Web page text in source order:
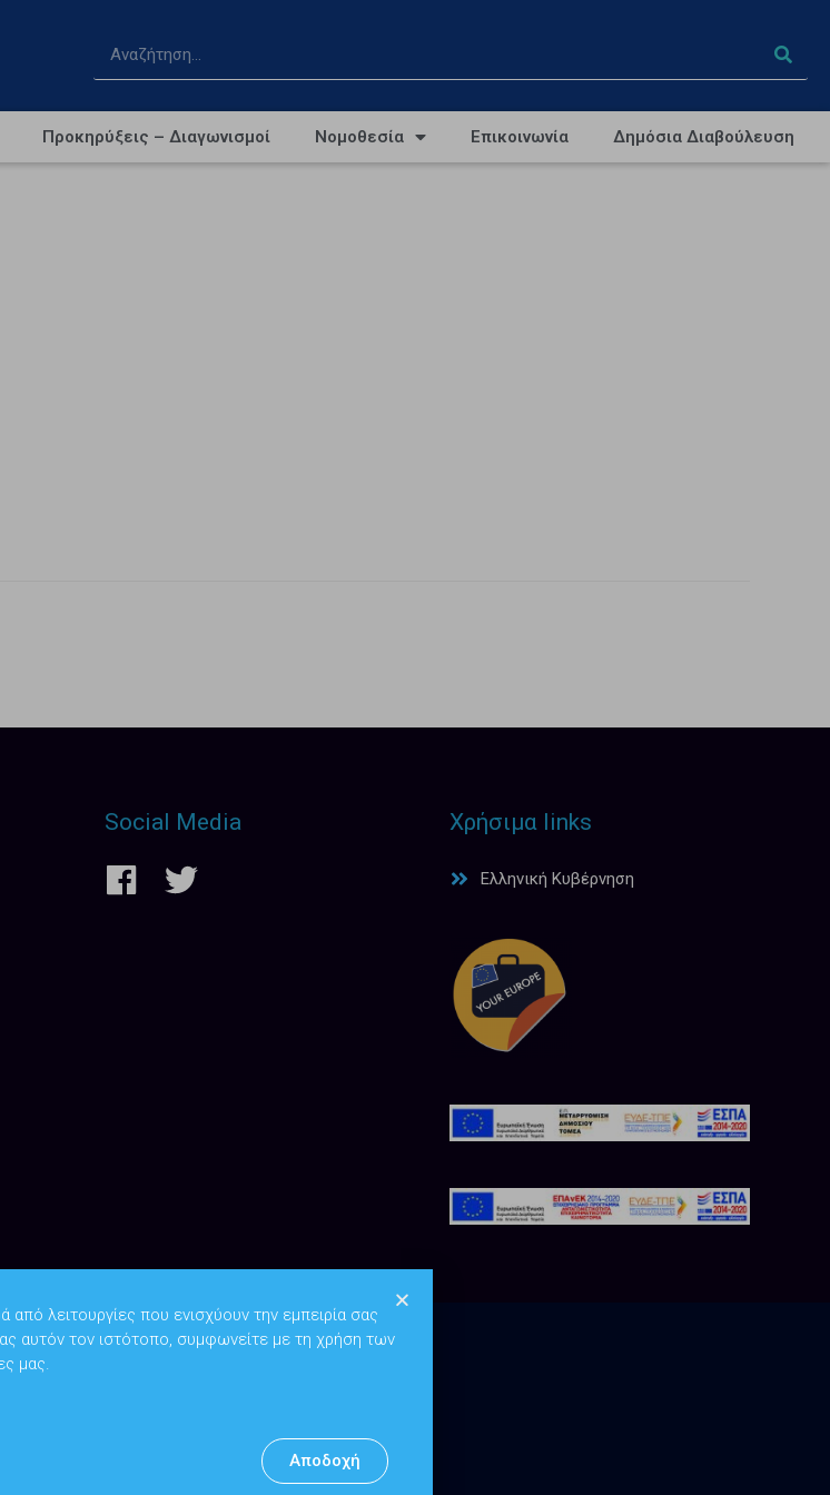
Προκηρύξεις – Διαγωνισμοί Νομοθεσία Επικοινωνία Δημόσια Διαβούλευση
Social Media Χρήσιμα links
Ελληνική Κυβέρνηση
Υπουργείο Ψηφιακής Διακυβέρνησης
από λειτουργίες που ενισχύουν την εμπειρία σας
αυτόν τον ιστότοπο, συμφωνείτε με τη χρήση των
μας.
Αποδοχή